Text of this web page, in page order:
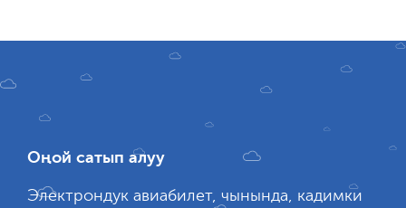
Оңой сатып алуу
Электрондук авиабилет, чынында, кадимки